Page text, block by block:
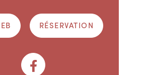
RÉSERVATION